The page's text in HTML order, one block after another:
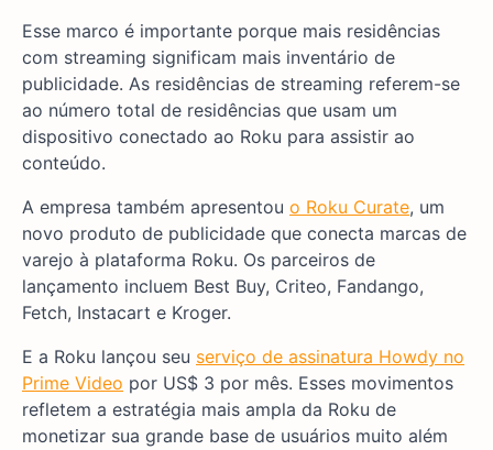
Esse marco é importante porque mais residências
com streaming significam mais inventário de
publicidade. As residências de streaming referem-se
ao número total de residências que usam um
dispositivo conectado ao Roku para assistir ao
conteúdo.
A empresa também apresentou o Roku Curate, um
novo produto de publicidade que conecta marcas de
varejo à plataforma Roku. Os parceiros de
lançamento incluem Best Buy, Criteo, Fandango,
Fetch, Instacart e Kroger.
E a Roku lançou seu serviço de assinatura Howdy no
Prime Video por US$ 3 por mês. Esses movimentos
refletem a estratégia mais ampla da Roku de
monetizar sua grande base de usuários muito além